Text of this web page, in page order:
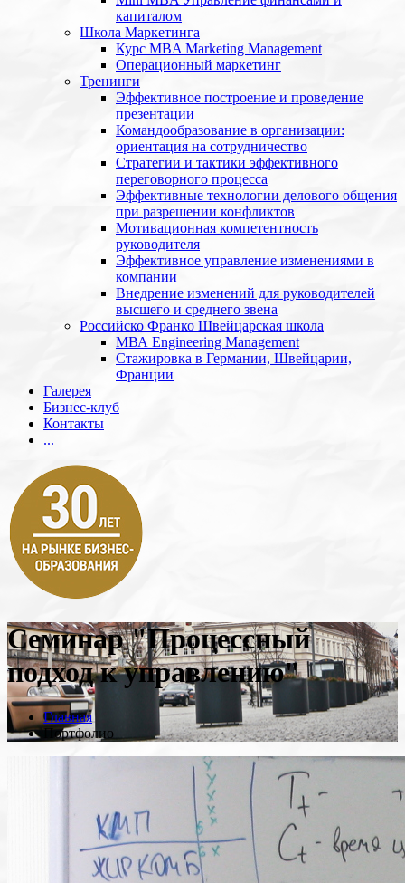
капиталом
Школа Маркетинга
Курс MBA Marketing Management
Операционный маркетинг
Тренинги
Эффективное построение и проведение
презентации
Командообразование в организации:
ориентация на сотрудничество
Стратегии и тактики эффективного
переговорного процесса
Эффективные технологии делового общения
при разрешении конфликтов
Мотивационная компетентность
руководителя
Эффективное управление изменениями в
компании
Внедрение изменений для руководителей
высшего и среднего звена
Российско Франко Швейцарская школа
МВА Engineering Management
Стажировка в Германии, Швейцарии,
Франции
Галерея
Бизнес-клуб
Контакты
...
Семинар "Процессный
подход к управлению"
Главная
Портфолио